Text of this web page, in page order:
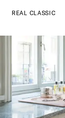
REAL CLASSIC